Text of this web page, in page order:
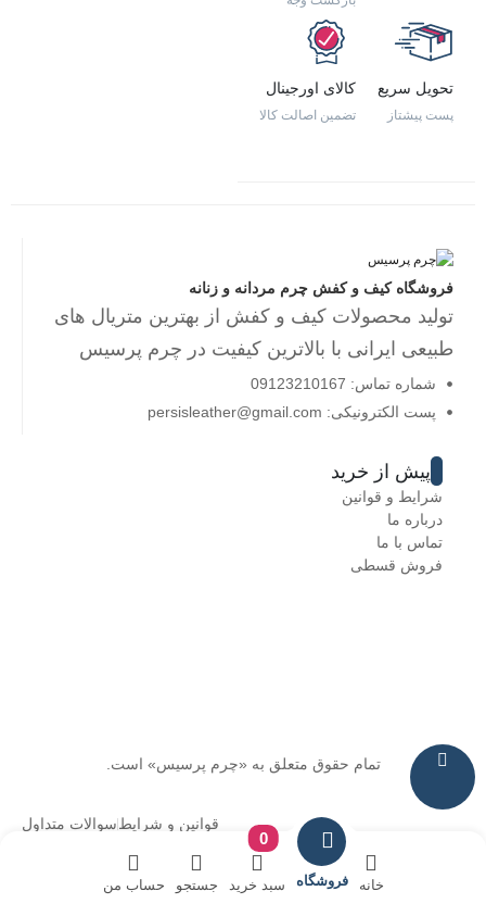
تحویل سریع
پست پیشتاز
کالای اورجینال
تضمین اصالت کالا
فروشگاه کیف و کفش چرم مردانه و زنانه
تولید محصولات کیف و کفش از بهترین متریال های
طبیعی ایرانی با بالاترین کیفیت در چرم پرسیس
شماره تماس: 09123210167
پست الکترونیکی: persisleather@gmail.com
پیش از خرید
شرایط و قوانین
درباره ما
تماس با ما
فروش قسطی
تمام حقوق متعلق به «چرم پرسیس» است.
قوانین و شرایطسوالات متداول
خانه فروشگاه
0
سبد خرید جستجو حساب من